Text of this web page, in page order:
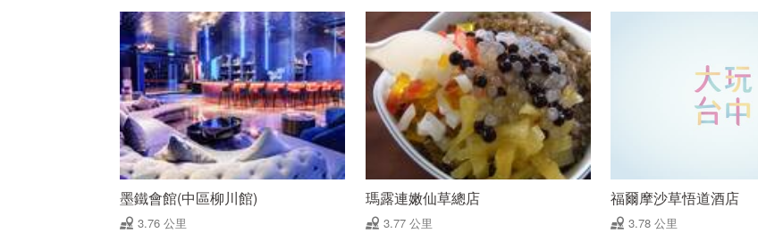
墨鐵會館(中區柳川館)
3.76 公里
瑪露連嫩仙草總店
3.77 公里
福爾摩沙草悟道酒店
3.78 公里